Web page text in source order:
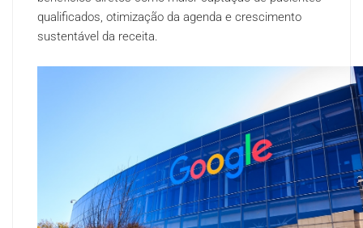
qualificados, otimização da agenda e crescimento
sustentável da receita.